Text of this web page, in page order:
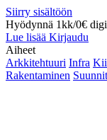
Siirry sisältöön
Hyödynnä 1kk/0€
Lue lisää Kirjaudu
Aiheet
Arkkitehtuuri Infra
Rakentaminen